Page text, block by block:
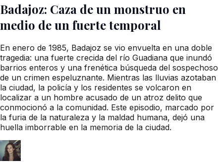
Badajoz: Caza de un monstruo en
medio de un fuerte temporal
En enero de 1985, Badajoz se vio envuelta en una doble
tragedia: una fuerte crecida del río Guadiana que inundó
barrios enteros y una frenética búsqueda del sospechoso
de un crimen espeluznante. Mientras las lluvias azotaban
la ciudad, la policía y los residentes se volcaron en
localizar a un hombre acusado de un atroz delito que
conmocionó a la comunidad. Este episodio, marcado por
la furia de la naturaleza y la maldad humana, dejó una
huella imborrable en la memoria de la ciudad.